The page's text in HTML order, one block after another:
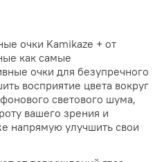
очки Kamikaze + от
как самые
очки для безупречного
восприятие цвета вокруг
светового шума,
вашего зрения и
напрямую улучшить свои